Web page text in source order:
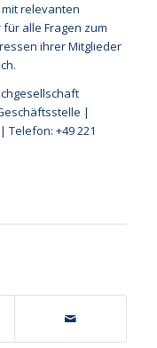
relevanten
alle Fragen zum
ihrer Mitglieder
|
Telefon: +49 221